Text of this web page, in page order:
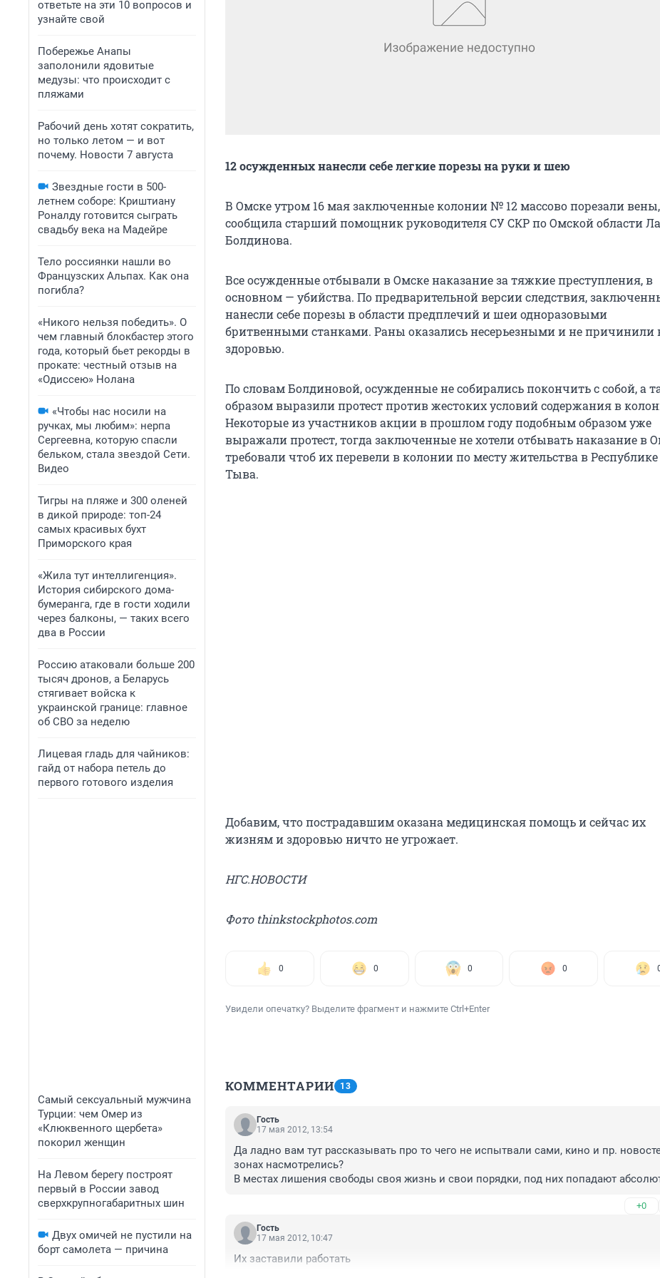
ответьте на эти 10 вопросов и
узнайте свой
Побережье Анапы
заполонили ядовитые
медузы: что происходит с
пляжами
Рабочий день хотят сократить,
но только летом — и вот
почему. Новости 7 августа
Звездные гости в 500-
летнем соборе: Криштиану
Роналду готовится сыграть
свадьбу века на Мадейре
Тело россиянки нашли во
Французских Альпах. Как она
погибла?
«Никого нельзя победить». О
чем главный блокбастер этого
года, который бьет рекорды в
прокате: честный отзыв на
«Одиссею» Нолана
«Чтобы нас носили на
ручках, мы любим»: нерпа
Сергеевна, которую спасли
бельком, стала звездой Сети.
Видео
Тигры на пляже и 300 оленей
в дикой природе: топ-24
самых красивых бухт
Приморского края
«Жила тут интеллигенция».
История сибирского дома-
бумеранга, где в гости ходили
через балконы, — таких всего
два в России
Россию атаковали больше 200
тысяч дронов, а Беларусь
стягивает войска к
украинской границе: главное
об СВО за неделю
Лицевая гладь для чайников:
гайд от набора петель до
первого готового изделия
Самый сексуальный мужчина
Турции: чем Омер из
«Клюквенного щербета»
покорил женщин
На Левом берегу построят
первый в России завод
сверхкрупногабаритных шин
Двух омичей не пустили на
борт самолета — причина
12 осужденных нанесли себе легкие порезы на руки и шею
В Омске утром 16 мая заключенные колонии № 12 массово порезали вены,
сообщила старший помощник руководителя СУ СКР по Омской области
Болдинова.
Все осужденные отбывали в Омске наказание за тяжкие преступления, в
основном — убийства. По предварительной версии следствия,
нанесли себе порезы в области предплечий и шеи одноразовыми
бритвенными станками. Раны оказались несерьезными и не причинили
здоровью.
По словам Болдиновой, осужденные не собирались покончить с собой, а
образом выразили протест против жестоких условий содержания в
Некоторые из участников акции в прошлом году подобным образом уже
выражали протест, тогда заключенные не хотели отбывать наказание в
требовали чтоб их перевели в колонии по месту жительства в Республике
Тыва.
Добавим, что пострадавшим оказана медицинская помощь и сейчас их
жизням и здоровью ничто не угрожает.
НГС.НОВОСТИ
Фото thinkstockphotos.com
0 0 0 0
Увидели опечатку? Выделите фрагмент и нажмите Ctrl+Enter
КОММЕНТАРИИ 13
Гость
17 мая 2012, 13:54
Да ладно вам тут рассказывать про то чего не испытвали сами, кино и пр.
зонах насмотрелись?
В местах лишения свободы своя жизнь и свои порядки, под них попадают
невиновных, или виновных по пустякам, которые могли обойтись условным +0
Гость
17 мая 2012, 10:47
Их заставили работать